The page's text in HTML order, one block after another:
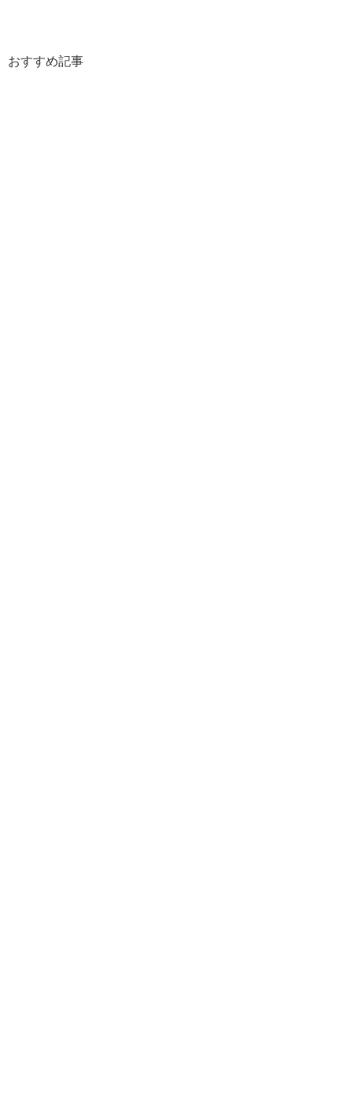
おすすめ記事